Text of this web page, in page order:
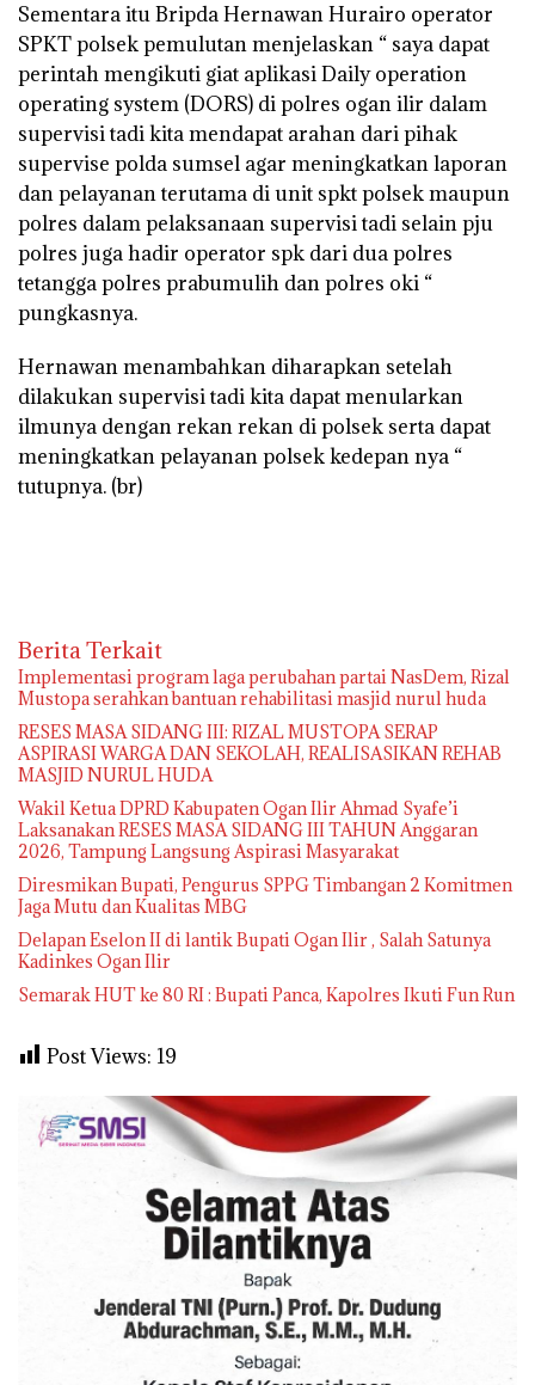
Sementara itu Bripda Hernawan Hurairo operator
SPKT polsek pemulutan menjelaskan “ saya dapat
perintah mengikuti giat aplikasi Daily operation
operating system (DORS) di polres ogan ilir dalam
supervisi tadi kita mendapat arahan dari pihak
supervise polda sumsel agar meningkatkan laporan
dan pelayanan terutama di unit spkt polsek maupun
polres dalam pelaksanaan supervisi tadi selain pju
polres juga hadir operator spk dari dua polres
tetangga polres prabumulih dan polres oki “
pungkasnya.
Hernawan menambahkan diharapkan setelah
dilakukan supervisi tadi kita dapat menularkan
ilmunya dengan rekan rekan di polsek serta dapat
meningkatkan pelayanan polsek kedepan nya “
tutupnya. (br)
Berita Terkait
Implementasi program laga perubahan partai NasDem, Rizal
RESES MASA SIDANG III: RIZAL MUSTOPA SERAP
ASPIRASI WARGA DAN SEKOLAH, REALISASIKAN REHAB
MASJID NURUL HUDA
Wakil Ketua DPRD Kabupaten Ogan Ilir Ahmad Syafe’i
Laksanakan RESES MASA SIDANG III TAHUN Anggaran
2026, Tampung Langsung Aspirasi Masyarakat
Diresmikan Bupati, Pengurus SPPG Timbangan 2 Komitmen
Jaga Mutu dan Kualitas MBG
Delapan Eselon II di lantik Bupati Ogan Ilir , Salah Satunya
Kadinkes Ogan Ilir
Semarak HUT ke 80 RI : Bupati Panca, Kapolres Ikuti Fun Run
Post Views: 19